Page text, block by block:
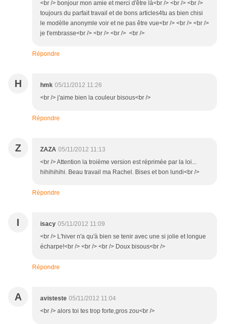
<br /> bonjour mon amie et merci d'être là<br /> <br /> <br />
toujours du parfait travail et de bons articles4tu as bien chisi
le modèlle anonymle voir et ne pas être vue<br /> <br /> <br />
je t'embrasse<br /> <br /> <br /> <br />
Répondre
H hmk 05/11/2012 11:26
<br /> j'aime bien la couleur bisous<br />
Répondre
Z ZAZA 05/11/2012 11:13
<br /> Attention la troième version est réprimée par la loi...
hihihihihi. Beau travail ma Rachel. Bises et bon lundi<br />
Répondre
I isacy 05/11/2012 11:09
<br /> L'hiver n'a qu'à bien se tenir avec une si jolie et longue
écharpe!<br /> <br /> <br /> Doux bisous<br />
Répondre
A avisteste 05/11/2012 11:04
<br /> alors toi tes trop forte,gros zou<br />